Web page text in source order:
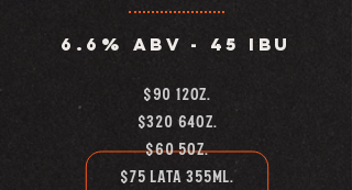
6.6% abv - 45 IBU
$90 12oz.
$320 64oz.
$60 5OZ.
$75 LATA 355ML.